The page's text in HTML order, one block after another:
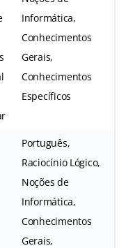
Informática,
Conhecimentos
Gerais,
Conhecimentos
Específicos
Português,
Raciocínio Lógico,
Noções de
Informática,
Conhecimentos
Gerais,